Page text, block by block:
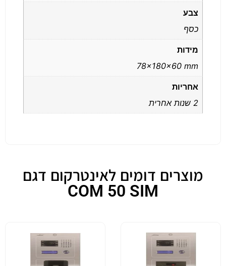
צבע
כסף
מידות
78x180x60 mm
אחריות
2 שנות אחרית
מוצרים דומים לאינטרקום דגם
COM 50 SIM